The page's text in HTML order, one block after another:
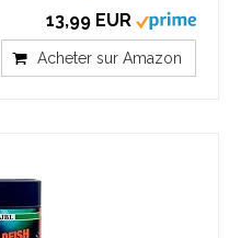
13,99 EUR
Acheter sur Amazon